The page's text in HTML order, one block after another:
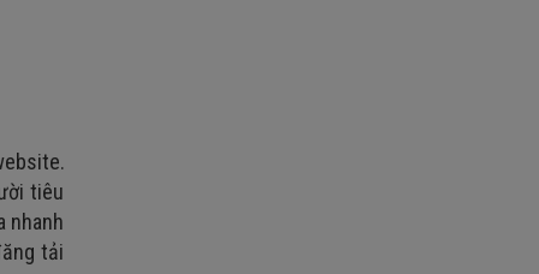
tiêu
nhanh
tải